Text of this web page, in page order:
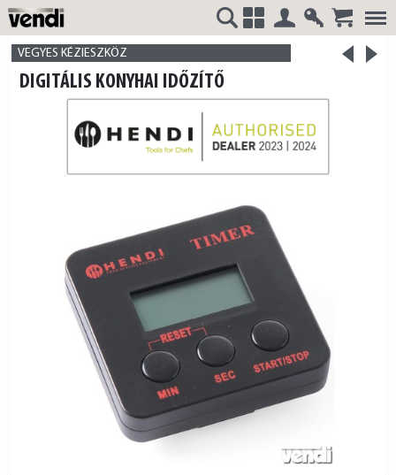
VENDI
HUNGÁRIA
+
VEGYES KÉZIESZKÖZ
<
>
DIGITÁLIS KONYHAI IDŐZÍTŐ